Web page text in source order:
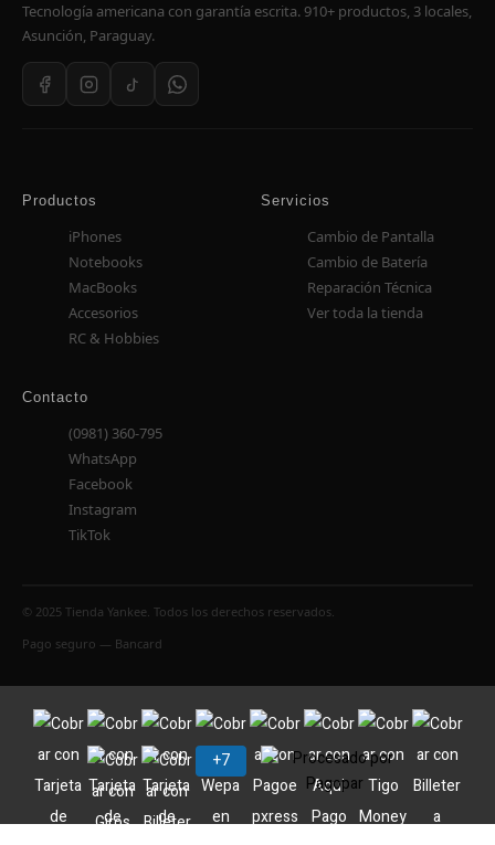
Tecnología americana con garantía escrita. 910+ productos, 3 locales,
Asunción, Paraguay.
Productos
iPhones
Notebooks
MacBooks
Accesorios
RC & Hobbies
Servicios
Cambio de Pantalla
Cambio de Batería
Reparación Técnica
Ver toda la tienda
Contacto
(0981) 360-795
WhatsApp
Facebook
Instagram
TikTok
© 2025 Tienda Yankee. Todos los derechos reservados.
Pago seguro — Bancard